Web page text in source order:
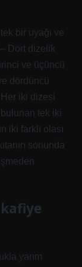
bir uyağı ve
Dört dizelik
ve üçüncü
dördüncü
iki dizesi
tek iki
iki farklı olası
sonunda
yarım